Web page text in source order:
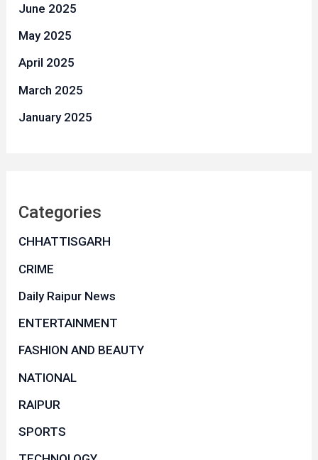
June 2025
May 2025
April 2025
March 2025
January 2025
Categories
CHHATTISGARH
CRIME
Daily Raipur News
ENTERTAINMENT
FASHION AND BEAUTY
NATIONAL
RAIPUR
SPORTS